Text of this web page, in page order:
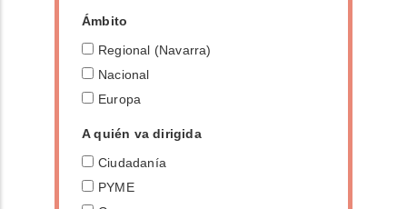
Ámbito
Regional (Navarra)
Nacional
Europa
A quién va dirigida
Ciudadanía
PYME